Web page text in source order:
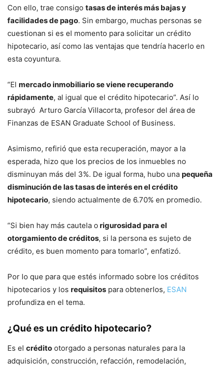
Con ello, trae consigo tasas de interés más bajas y
facilidades de pago. Sin embargo, muchas personas se
cuestionan si es el momento para solicitar un crédito
hipotecario, así como las ventajas que tendría hacerlo en
esta coyuntura.
“El mercado inmobiliario se viene recuperando
rápidamente, al igual que el crédito hipotecario”. Así lo
subrayó Arturo García Villacorta, profesor del área de
Finanzas de ESAN Graduate School of Business.
Asimismo, refirió que esta recuperación, mayor a la
esperada, hizo que los precios de los inmuebles no
disminuyan más del 3%. De igual forma, hubo una pequeña
disminución de las tasas de interés en el crédito
hipotecario, siendo actualmente de 6.70% en promedio.
“Si bien hay más cautela o rigurosidad para el
otorgamiento de créditos, si la persona es sujeto de
crédito, es buen momento para tomarlo”, enfatizó.
Por lo que para que estés informado sobre los créditos
hipotecarios y los requisitos para obtenerlos, ESAN
profundiza en el tema.
¿Qué es un crédito hipotecario?
Es el crédito otorgado a personas naturales para la
adquisición, construcción, refacción, remodelación,